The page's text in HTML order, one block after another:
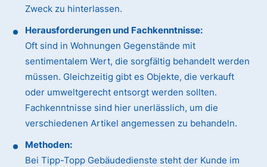
Zweck zu hinterlassen.
Herausforderungen und Fachkenntnisse:
Oft sind in Wohnungen Gegenstände mit
sentimentalem Wert, die sorgfältig behandelt werden
müssen. Gleichzeitig gibt es Objekte, die verkauft
oder umweltgerecht entsorgt werden sollten.
Fachkenntnisse sind hier unerlässlich, um die
verschiedenen Artikel angemessen zu behandeln.
Methoden:
Bei Tipp-Topp Gebäudedienste steht der Kunde im